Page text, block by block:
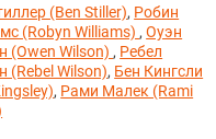
(Ben Stiller), Робин
(Robyn Williams) ,Оуэн
(Owen Wilson) , Ребел
(Rebel Wilson), Бен Кингсли
, Рами Малек (Rami